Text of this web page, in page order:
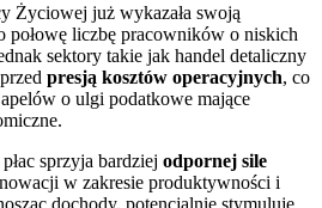
Życiowej już wykazała swoją
połowę liczbę pracowników o niskich
sektory takie jak handel detaliczny
presją kosztów operacyjnych, co
o ulgi podatkowe mające
sprzyja bardziej odpornej sile
w zakresie produktywności i
dochody, potencjalnie stymuluje